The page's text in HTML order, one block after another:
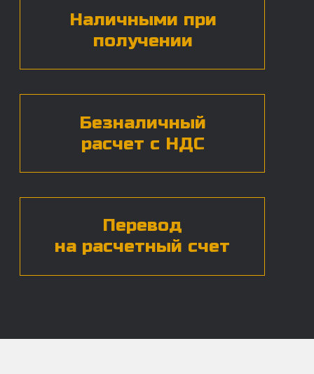
персональных данных*
ЧАСТЫЕ ВОПРОСЫ